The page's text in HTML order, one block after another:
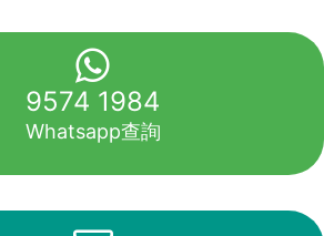
9574 1984
Whatsapp查詢